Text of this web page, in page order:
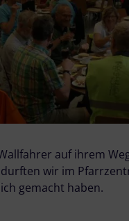
auf ihrem
wir im
gemacht haben.